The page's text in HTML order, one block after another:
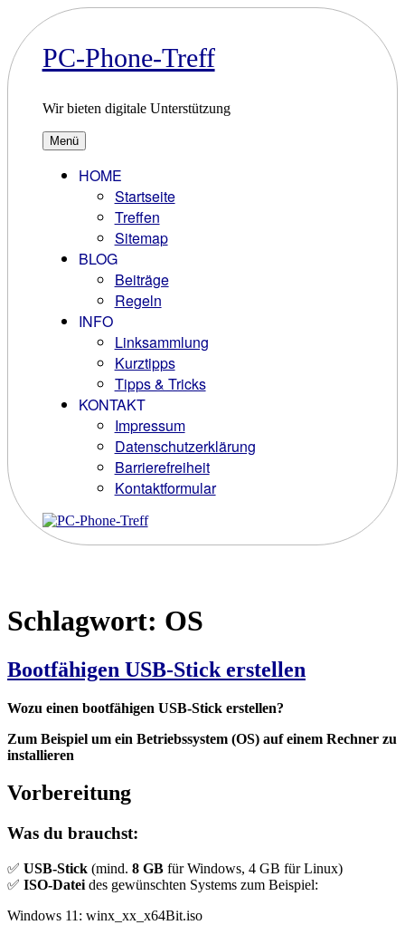
Inhalt
springenPC-Phone-Treff
Wir bieten digitale Unterstützung
Menü
HOME
Startseite
Treffen
Sitemap
BLOG
Beiträge
Regeln
INFO
Linksammlung
Kurztipps
Tipps & Tricks
KONTAKT
Impressum
Datenschutzerklärung
Barrierefreiheit
Kontaktformular
Schlagwort: OS
Bootfähigen USB-Stick erstellen
Wozu einen bootfähigen USB-Stick erstellen?
Zum Beispiel um ein Betriebssystem (OS) auf einem Rechner zu
installieren
Vorbereitung
Was du brauchst:
✅ USB-Stick (mind. 8 GB für Windows, 4 GB für Linux)
✅ ISO-Datei des gewünschten Systems zum Beispiel:
Windows 11: winx_xx_x64Bit.iso